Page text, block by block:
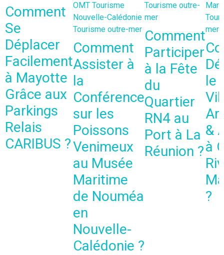
Comment
Se
Déplacer
Facilement
à Mayotte
Grâce aux
Parkings
Relais
CARIBUS ?
OMT Tourisme
Nouvelle-Calédonie
Tourisme outre-mer
Comment
Assister à
la
Conférence
sur les
Poissons
Venimeux
au Musée
Maritime
de Nouméa
en
Nouvelle-
Calédonie ?
Tourisme outre-
mer
Comment
Participer
à la Fête
du
Quartier
RN4 au
Port à La
Réunion ?
mer
le
&
à
?